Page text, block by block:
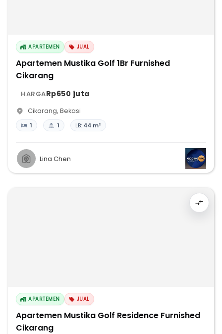
APARTEMEN JUAL
Apartemen Mustika Golf 1Br Furnished
Cikarang
HARGARp650 juta
Cikarang, Bekasi
1 1 LB: 44 m²
Lina Chen
APARTEMEN JUAL
Apartemen Mustika Golf Residence Furnished
Cikarang